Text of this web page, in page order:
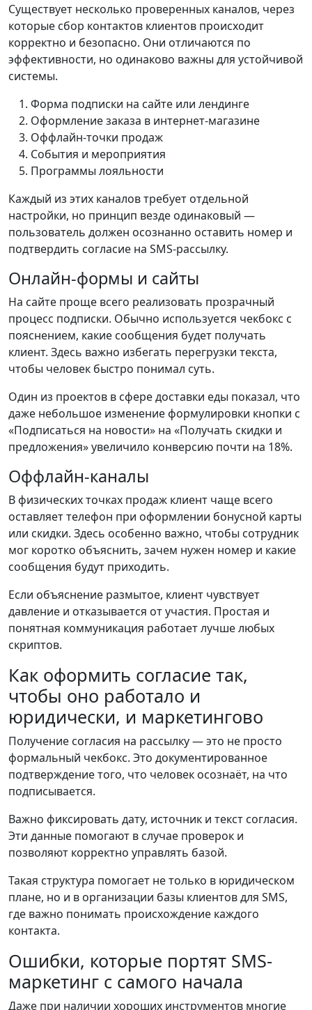
Существует несколько проверенных каналов, через
которые сбор контактов клиентов происходит
корректно и безопасно. Они отличаются по
эффективности, но одинаково важны для устойчивой
системы.
Форма подписки на сайте или лендинге
Оформление заказа в интернет-магазине
Оффлайн-точки продаж
События и мероприятия
Программы лояльности
Каждый из этих каналов требует отдельной
настройки, но принцип везде одинаковый —
пользователь должен осознанно оставить номер и
подтвердить согласие на SMS-рассылку.
Онлайн-формы и сайты
На сайте проще всего реализовать прозрачный
процесс подписки. Обычно используется чекбокс с
пояснением, какие сообщения будет получать
клиент. Здесь важно избегать перегрузки текста,
чтобы человек быстро понимал суть.
Один из проектов в сфере доставки еды показал, что
даже небольшое изменение формулировки кнопки с
«Подписаться на новости» на «Получать скидки и
предложения» увеличило конверсию почти на 18%.
Оффлайн-каналы
В физических точках продаж клиент чаще всего
оставляет телефон при оформлении бонусной карты
или скидки. Здесь особенно важно, чтобы сотрудник
мог коротко объяснить, зачем нужен номер и какие
сообщения будут приходить.
Если объяснение размытое, клиент чувствует
давление и отказывается от участия. Простая и
понятная коммуникация работает лучше любых
скриптов.
Как оформить согласие так,
чтобы оно работало и
юридически, и маркетингово
Получение согласия на рассылку — это не просто
формальный чекбокс. Это документированное
подтверждение того, что человек осознаёт, на что
подписывается.
Важно фиксировать дату, источник и текст согласия.
Эти данные помогают в случае проверок и
позволяют корректно управлять базой.
Такая структура помогает не только в юридическом
плане, но и в организации базы клиентов для SMS,
где важно понимать происхождение каждого
контакта.
Ошибки, которые портят SMS-
маркетинг с самого начала
Даже при наличии хороших инструментов многие